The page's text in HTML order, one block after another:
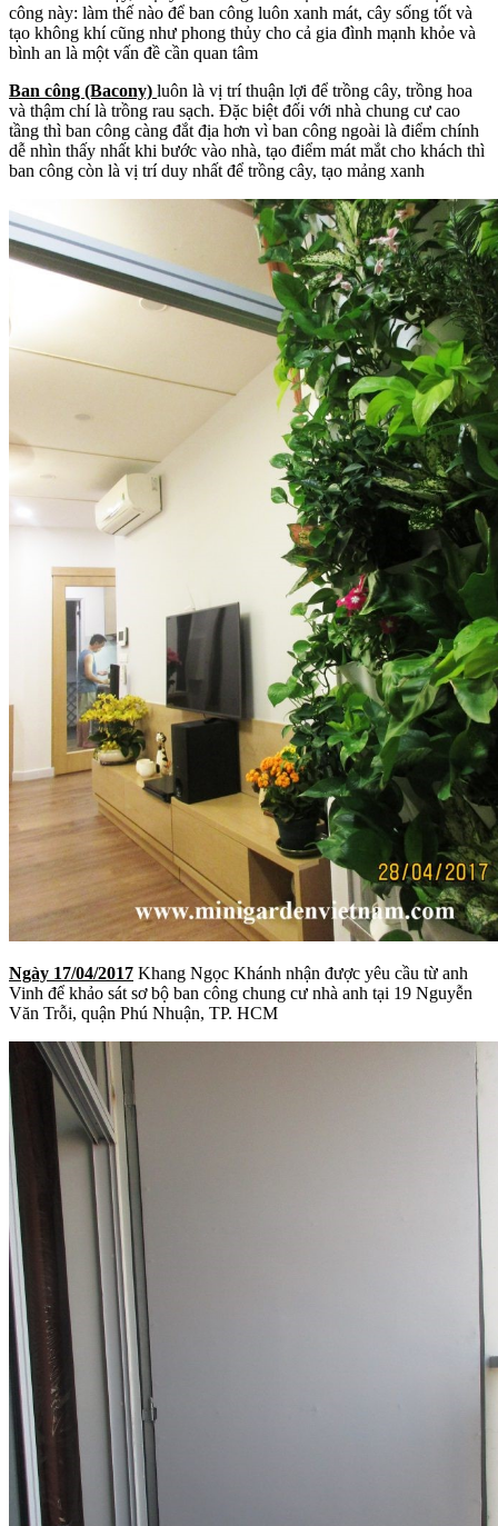
CÔNG
số
lượng
công này: làm thế nào để ban công luôn xanh mát, cây sống tốt và
tạo không khí cũng như phong thủy cho cả gia đình mạnh khỏe và
bình an là một vấn đề cần quan tâm
Ban công (Bacony) luôn là vị trí thuận lợi để trồng cây, trồng hoa
và thậm chí là trồng rau sạch. Đặc biệt đối với nhà chung cư cao
tầng thì ban công càng đắt địa hơn vì ban công ngoài là điểm chính
dễ nhìn thấy nhất khi bước vào nhà, tạo điểm mát mắt cho khách thì
ban công còn là vị trí duy nhất để trồng cây, tạo mảng xanh
Ngày 17/04/2017 Khang Ngọc Khánh nhận được yêu cầu từ anh
Vinh để khảo sát sơ bộ ban công chung cư nhà anh tại 19 Nguyễn
Văn Trỗi, quận Phú Nhuận, TP. HCM